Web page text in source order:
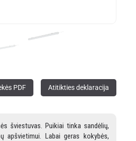
PDF Atitikties deklaracija
šviestuvas. Puikiai tinka sandėlių,
apšvietimui. Labai geras kokybės,